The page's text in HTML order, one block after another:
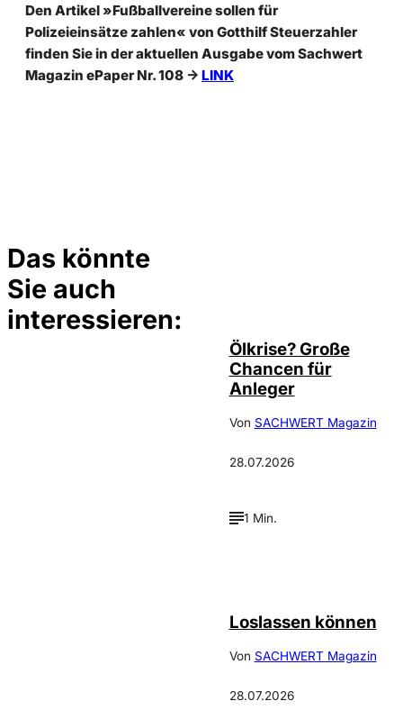
Den Artikel »Fußballvereine sollen für
Polizeieinsätze zahlen« von Gotthilf Steuerzahler
finden Sie in der aktuellen Ausgabe vom Sachwert
Magazin ePaper Nr. 108 -> LINK
Das könnte
Sie auch
interessieren:
Ölkrise? Große
Chancen für
Anleger
Von SACHWERT Magazin
28.07.2026
1 Min.
Loslassen können
Von SACHWERT Magazin
28.07.2026